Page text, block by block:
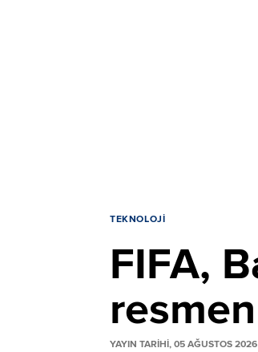
TEKNOLOJI
FIFA,
YAYIN TARİHİ, 05 AĞUSTOS